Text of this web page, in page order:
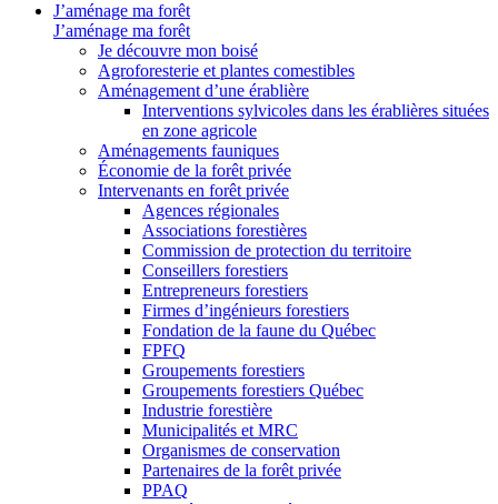
J’aménage ma forêt
J’aménage ma forêt
Je découvre mon boisé
Agroforesterie et plantes comestibles
Aménagement d’une érablière
Interventions sylvicoles dans les érablières situées
en zone agricole
Aménagements fauniques
Économie de la forêt privée
Intervenants en forêt privée
Agences régionales
Associations forestières
Commission de protection du territoire
Conseillers forestiers
Entrepreneurs forestiers
Firmes d’ingénieurs forestiers
Fondation de la faune du Québec
FPFQ
Groupements forestiers
Groupements forestiers Québec
Industrie forestière
Municipalités et MRC
Organismes de conservation
Partenaires de la forêt privée
PPAQ